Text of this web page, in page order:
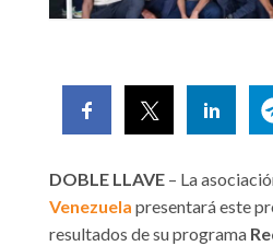
DOBLE LLAVE – La
Venezuela presentará este
resultados de su programa